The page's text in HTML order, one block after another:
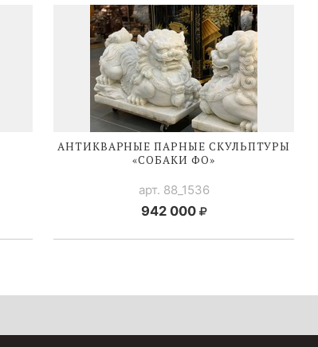
АНТИКВАРНЫЕ ПАРНЫЕ СКУЛЬПТУРЫ
«СОБАКИ ФО»
арт. 88_1536
942 000